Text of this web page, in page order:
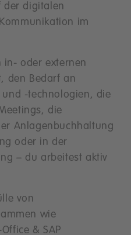
der digitalen
im
in- oder externen
den Bedarf an
-technologien, die
die
Anlagenbuchhaltung
oder in der
– du arbeitest aktiv
von
wie
& SAP